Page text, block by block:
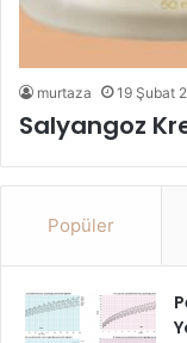
murtaza 19 Şubat
Salyangoz
Popüler